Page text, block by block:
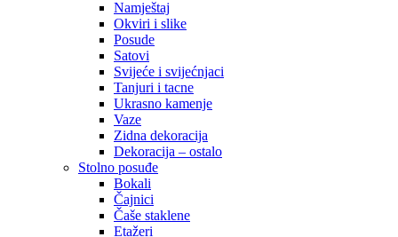
Namještaj
Okviri i slike
Posude
Satovi
Svijeće i svijećnjaci
Tanjuri i tacne
Ukrasno kamenje
Vaze
Zidna dekoracija
Dekoracija – ostalo
Stolno posuđe
Bokali
Čajnici
Čaše staklene
Etažeri